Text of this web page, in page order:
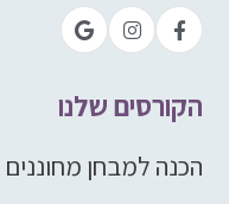
הקורסים שלנו
הכנה למבחן מחוננים